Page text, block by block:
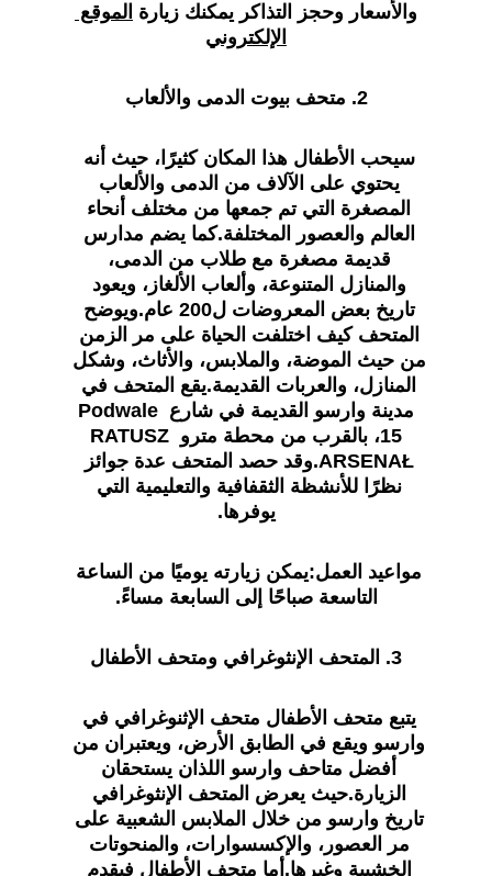
والأسعار وحجز التذاكر يمكنك زيارة الموقع
الإلكتروني
2. متحف بيوت الدمى والألعاب
سيحب الأطفال هذا المكان كثيرًا، حيث أنه
يحتوي على الآلاف من الدمى والألعاب
المصغرة التي تم جمعها من مختلف أنحاء
العالم والعصور المختلفة.كما يضم مدارس
قديمة مصغرة مع طلاب من الدمى،
والمنازل المتنوعة، وألعاب الألغاز، ويعود
تاريخ بعض المعروضات ل200 عام.ويوضح
المتحف كيف اختلفت الحياة على مر الزمن
من حيث الموضة، والملابس، والأثاث، وشكل
المنازل، والعربات القديمة.يقع المتحف في
مدينة وارسو القديمة في شارع Podwale
15، بالقرب من محطة مترو RATUSZ
ARSENAŁ.وقد حصد المتحف عدة جوائز
نظرًا للأنشظة الثقفافية والتعليمية التي
يوفرها.
مواعيد العمل:يمكن زيارته يوميًا من الساعة
التاسعة صباحًا إلى السابعة مساءً.
3. المتحف الإنثوغرافي ومتحف الأطفال
يتبع متحف الأطفال متحف الإثنوغرافي في
وارسو ويقع في الطابق الأرض، ويعتبران من
أفضل متاحف وارسو اللذان يستحقان
الزيارة.حيث يعرض المتحف الإنثوغرافي
تاريخ وارسو من خلال الملابس الشعبية على
مر العصور، والإكسسوارات، والمنحوتات
الخشبية وغيرها.أما متحف الأطفال فيقدم